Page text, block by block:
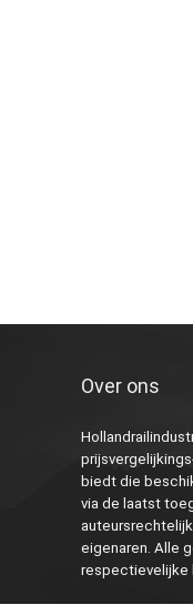
Over ons
biedt die
via de laatst
eigenaren. Alle
respectievelijke